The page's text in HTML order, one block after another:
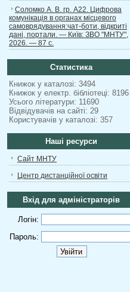
Соломко А. В. гр. А22. Цифрова
комунікація в органах місцевого
самоврядування:чат-боти, відкриті
дані, портали. — Київ: ЗВО "МНТУ",
2026. — 87 с.
Статистика
Книжок у каталозі: 3494
Книжок у електр. бібліотеці: 8196
Усього літератури: 11690
Відвідувачів на сайті: 29
Користувачів у каталозі: 357
Наші ресурси
Сайт МНТУ
Центр дистанційної освіти
Вхід для адміністраторів
Логін:
Пароль: